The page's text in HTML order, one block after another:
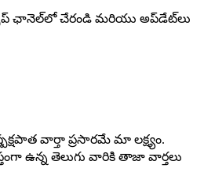
ఛానెల్‌లో చేరండి మరియు అప్‌డేట్‌లు
వార్తా ప్రసారమే మా లక్ష్యం.
ఉన్న తెలుగు వారికి తాజా వార్తలు